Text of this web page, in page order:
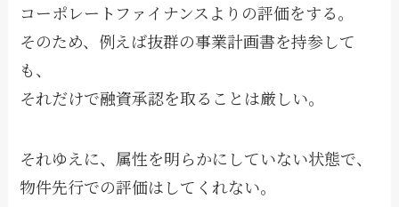
コーポレートファイナンスよりの評価をする。
そのため、例えば抜群の事業計画書を持参して
も、
それだけで融資承認を取ることは厳しい。
それゆえに、属性を明らかにしていない状態で、
物件先行での評価はしてくれない。